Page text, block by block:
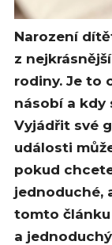
Narození
z
rodiny. Je to
násobí a kdy
Vyjádřit své
události
pokud
jednoduché,
tomto
a